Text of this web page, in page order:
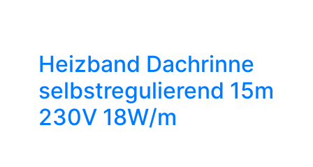
Heizband Dachrinne
selbstregulierend 15m
230V 18W/m